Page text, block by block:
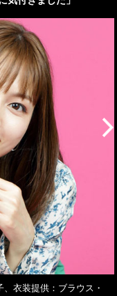
衣装提供：ブラウス・